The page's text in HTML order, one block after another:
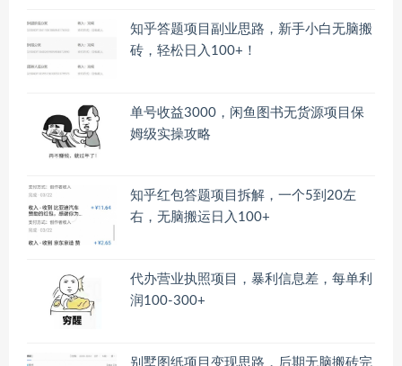
知乎答题项目副业思路，新手小白无脑搬
砖，轻松日入100+！
单号收益3000，闲鱼图书无货源项目保
姆级实操攻略
知乎红包答题项目拆解，一个5到20左
右，无脑搬运日入100+
代办营业执照项目，暴利信息差，每单利
润100-300+
别墅图纸项目变现思路，后期无脑搬砖完